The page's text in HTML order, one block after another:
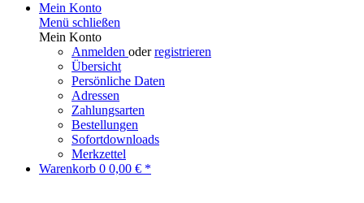
Mein Konto
Menü schließen
Mein Konto
Anmelden oderregistrieren
Übersicht
Persönliche Daten
Adressen
Zahlungsarten
Bestellungen
Sofortdownloads
Merkzettel
Warenkorb 0 0,00 € *